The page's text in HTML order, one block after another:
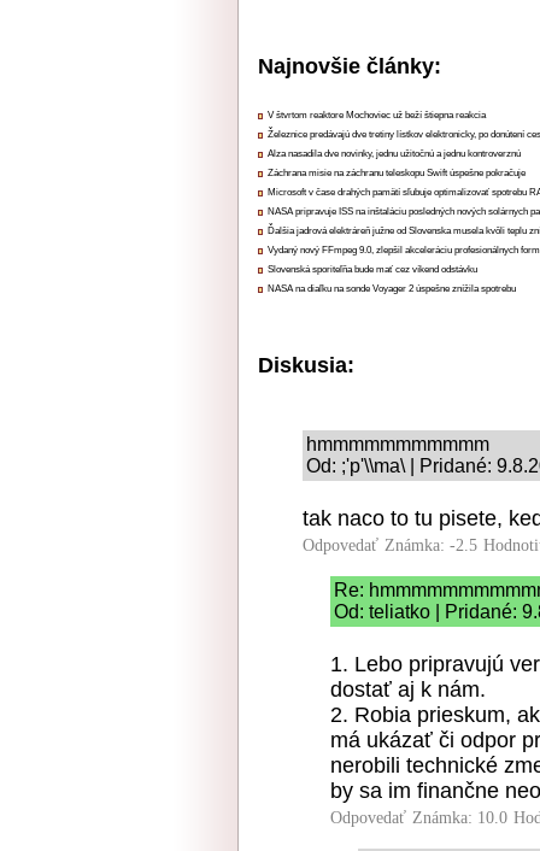
Najnovšie články:
V štvrtom reaktore Mochoviec už beží štiepna reakcia
Železnice predávajú dve tretiny lístkov elektronicky, po donútení
Alza nasadila dve novinky, jednu užitočnú a jednu kontroverznú
Záchrana misie na záchranu teleskopu Swift úspešne pokračuje
Microsoft v čase drahých pamätí sľubuje optimalizovať spotrebu
NASA pripravuje ISS na inštaláciu posledných nových solárnych
Ďalšia jadrová elektráreň južne od Slovenska musela kvôli teplu
Vydaný nový FFmpeg 9.0, zlepšil akceleráciu profesionálnych
Slovenská sporiteľňa bude mať cez víkend odstávku
NASA na diaľku na sonde Voyager 2 úspešne znížila spotrebu
Diskusia:
hmmmmmmmmmmm
Od: ;'p'\\ma\ | Pridané:
tak naco to tu pisete,
Odpovedať Známka: -2.5
Re:
Od: teliatko | Pridané:
1. Lebo pripravujú
dostať aj k nám.
2. Robia prieskum,
má ukázať či odpor
nerobili technické
by sa im finančne
Odpovedať Známka: 10.0